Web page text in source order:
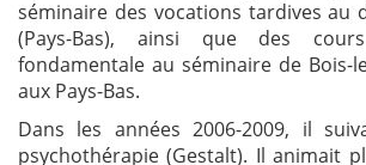
séminaire des vocations tardives au
(Pays-Bas), ainsi que des
fondamentale au séminaire de Bois-
aux Pays-Bas.
Dans les années 2006-2009, il
psychothérapie (Gestalt). Il animait